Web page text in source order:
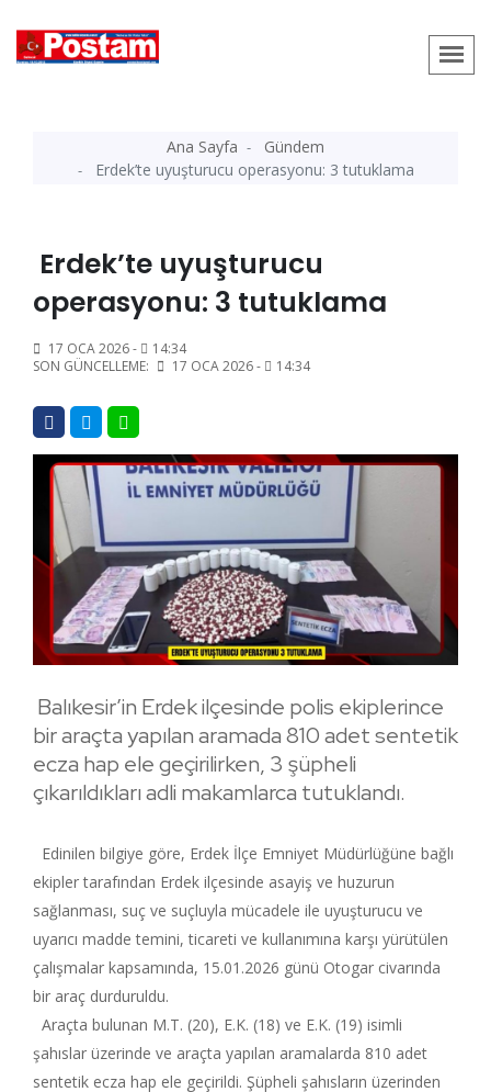
Ana Sayfa
Gündem
Erdek’te uyuşturucu operasyonu: 3 tutuklama
Erdek’te uyuşturucu
operasyonu: 3 tutuklama
17 OCA 2026 -
14:34
SON GÜNCELLEME:
17 OCA 2026 - 14:34
Balıkesir’in Erdek ilçesinde polis ekiplerince
bir araçta yapılan aramada 810 adet sentetik
ecza hap ele geçirilirken, 3 şüpheli
çıkarıldıkları adli makamlarca tutuklandı.
Edinilen bilgiye göre, Erdek İlçe Emniyet Müdürlüğüne bağlı
ekipler tarafından Erdek ilçesinde asayiş ve huzurun
sağlanması, suç ve suçluyla mücadele ile uyuşturucu ve
uyarıcı madde temini, ticareti ve kullanımına karşı yürütülen
çalışmalar kapsamında, 15.01.2026 günü Otogar civarında
bir araç durduruldu.
Araçta bulunan M.T. (20), E.K. (18) ve E.K. (19) isimli
şahıslar üzerinde ve araçta yapılan aramalarda 810 adet
sentetik ecza hap ele geçirildi. Şüpheli şahısların üzerinden